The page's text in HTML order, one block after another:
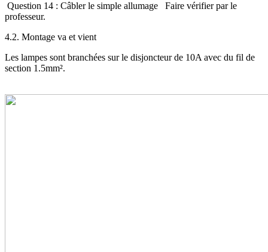
Question 14 : Câbler le simple allumage Faire vérifier par le
professeur.
4.2. Montage va et vient
Les lampes sont branchées sur le disjoncteur de 10A avec du fil de
section 1.5mm².